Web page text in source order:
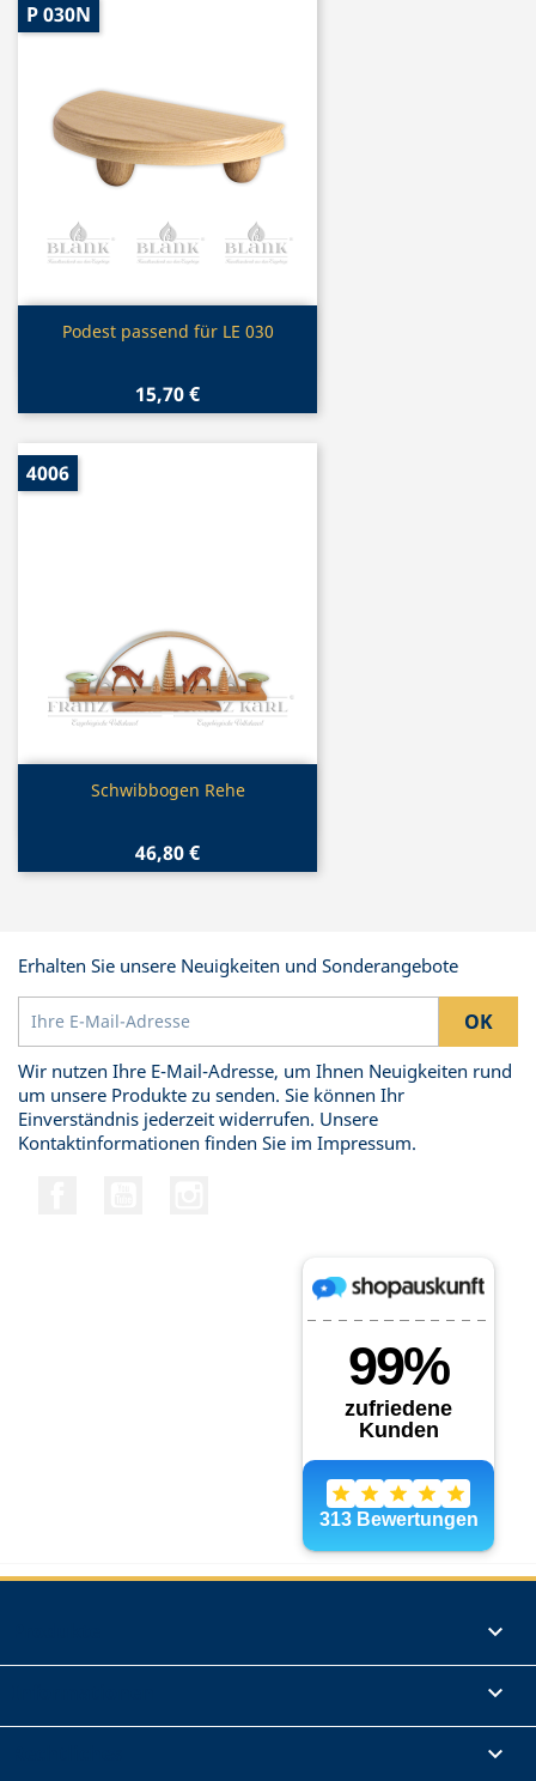
Vorschau
Podest passend für LE 030
15,70 €
P 030N
Vorschau
Schwibbogen Rehe
46,80 €
4006
Erhalten Sie unsere Neuigkeiten und Sonderangebote
Wir nutzen Ihre E-Mail-Adresse, um Ihnen Neuigkeiten rund
um unsere Produkte zu senden. Sie können Ihr
Einverständnis jederzeit widerrufen. Unsere
Kontaktinformationen finden Sie im Impressum.


